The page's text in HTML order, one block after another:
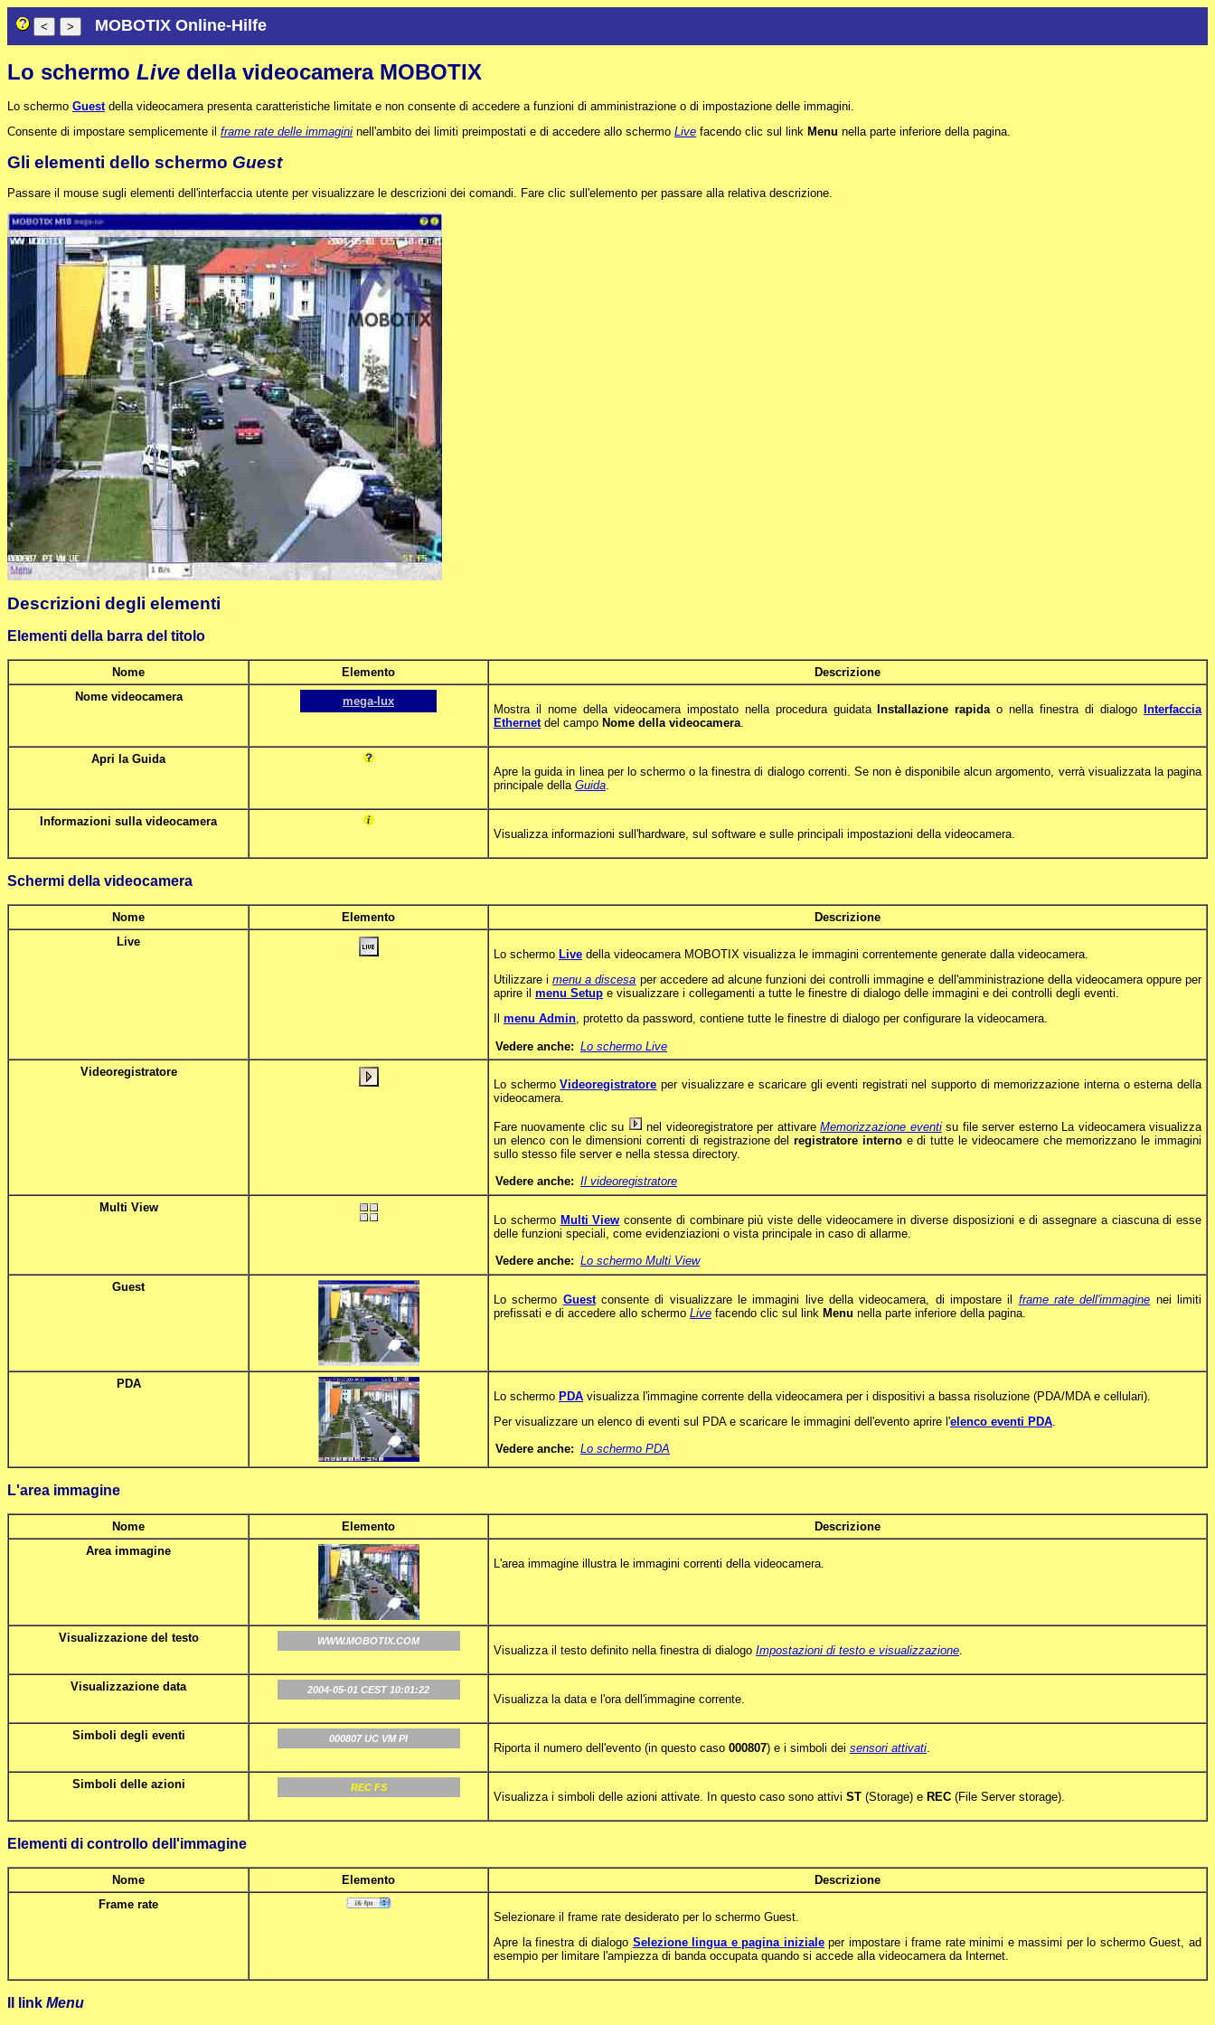
MOBOTIX Online-Hilfe
Lo schermo Live della videocamera MOBOTIX
Lo schermo Guestdella videocamera presenta caratteristiche limitate e non consente di accedere a funzioni di amministrazione o di impostazione delle immagini.
Consente di impostare semplicemente il frame rate delle immagini nell'ambito dei limiti preimpostati e di accedere allo schermo Live facendo clic sul link Menu nella parte inferiore della pagina.
Gli elementi dello schermo Guest
Passare il mouse sugli elementi dell'interfaccia utente per visualizzare le descrizioni dei comandi. Fare clic sull'elemento per passare alla relativa descrizione.
Descrizioni degli elementi
Elementi della barra del titolo
Nome Elemento
Descrizione
Nome videocamera
mega-lux
Mostra il nome della videocamera impostato nella procedura guidataInstallazione rapida o nella finestra di dialogo Interfaccia
Ethernetdel campo Nome della videocamera
Apri la Guida
Apre la guida in linea per lo schermo o la finestra di dialogo correnti. Se non è disponibile alcun argomento, verrà visualizzata la pagina
principale della Guida
Informazioni sulla videocamera
Visualizza informazioni sull'hardware, sul software e sulle principali impostazioni della videocamera.
Schermi della videocamera
Nome Elemento
Descrizione
Live
Lo schermo Live della videocamera MOBOTIX visualizza le immagini correntemente generate dalla videocamera.
Utilizzare imenu a discesa per accedere ad alcune funzioni dei controlli immagine e dell'amministrazione della videocamera oppure per
aprire il menu Setup e visualizzare i collegamenti a tutte le finestre di dialogo delle immagini e dei controlli degli eventi.
menu Admin, protetto da password, contiene tutte le finestre di dialogo per configurare la videocamera.
Vedere anche: Lo schermo Live
Videoregistratore
Lo schermoVideoregistratore per visualizzare e scaricare gli eventi registrati nel supporto di memorizzazione interna o esterna della
videocamera.
Fare nuovamente clic su nel videoregistratore per attivareMemorizzazione eventisu file server esterno La videocamera visualizza
un elenco con le dimensioni correnti di registrazione delregistratore internoe di tutte le videocamere che memorizzano le immagini
sullo stesso file server e nella stessa directory.
Vedere anche: Il videoregistratore
Multi View
Lo schermo Multi View consente di combinare più viste delle videocamere in diverse disposizioni e di assegnare a ciascuna di esse
delle funzioni speciali, come evidenziazioni o vista principale in caso di allarme.
Vedere anche: Lo schermo Multi View
Guest
Lo schermo Guestconsente di visualizzare le immagini live della videocamera, di impostare il frame rate dell'immagine nei limiti
prefissati e di accedere allo schermo Live facendo clic sul link Menu nella parte inferiore della pagina.
PDA
Lo schermo PDA visualizza l'immagine corrente della videocamera per i dispositivi a bassa risoluzione (PDA/MDA e cellulari).
Per visualizzare un elenco di eventi sul PDA e scaricare le immagini dell'evento aprire l'elenco eventi PDA
Vedere anche: Lo schermo PDA
L'area immagine
Nome Elemento
Descrizione
Area immagine
L'area immagine illustra le immagini correnti della videocamera.
Visualizzazione del testo WWW.MOBOTIX.COM
Visualizza il testo definito nella finestra di dialogo Impostazioni di testo e visualizzazione
Visualizzazione data 2004-05-01 CEST 10:01:22
Visualizza la data e l'ora dell'immagine corrente.
Simboli degli eventi 000807 UC VM PI
Riporta il numero dell'evento (in questo caso 000807) e i simboli dei sensori attivati
Simboli delle azioni REC FS
Visualizza i simboli delle azioni attivate. In questo caso sono attivi ST (Storage) e REC (File Server storage).
Elementi di controllo dell'immagine
Nome Elemento
Descrizione
Frame rate
Selezionare il frame rate desiderato per lo schermo Guest.
Apre la finestra di dialogo Selezione lingua e pagina inizialeper impostare i frame rate minimi e massimi per lo schermo Guest, ad
esempio per limitare l'ampiezza di banda occupata quando si accede alla videocamera da Internet.
Il link Menu